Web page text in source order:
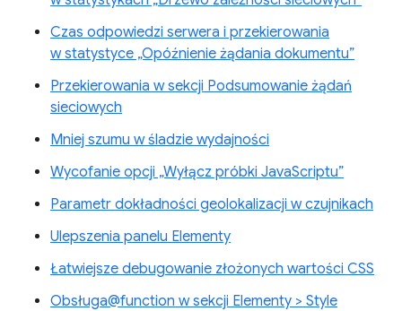
Czas odpowiedzi serwera i przekierowania
w statystyce „Opóźnienie żądania dokumentu”
Przekierowania w sekcji Podsumowanie żądań
sieciowych
Mniej szumu w śladzie wydajności
Wycofanie opcji „Wyłącz próbki JavaScriptu”
Parametr dokładności geolokalizacji w czujnikach
Ulepszenia panelu Elementy
Łatwiejsze debugowanie złożonych wartości CSS
Obsługa@function w sekcji Elementy > Style